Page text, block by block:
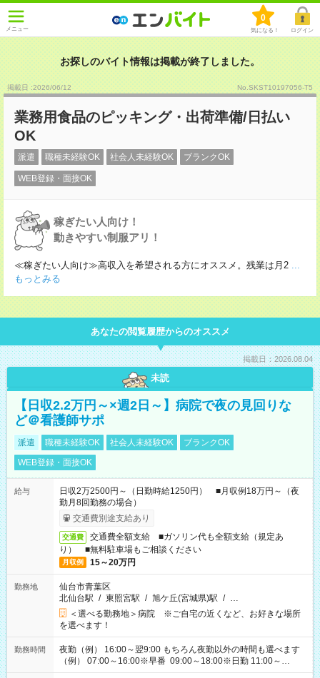
メニュー
0
気になる！ ログイン
お探しのバイト情報は掲載が終了しました。
掲載日 :2026/06/12 No.SKST10197056-T5
業務用食品のピッキング・出荷準備/日払い
OK
派遣 職種未経験OK 社会人未経験OK ブランクOK
WEB登録・面接OK
稼ぎたい人向け！
動きやすい制服アリ！
≪稼ぎたい人向け≫高収入を希望される方にオススメ。残業は月2 ...
もっとみる
あなたの閲覧履歴からのオススメ
掲載日：2026.08.04
未読
【日収2.2万円～×週2日～】病院で夜の見回りな
ど＠看護師サポ
派遣 職種未経験OK 社会人未経験OK
ブランクOK
WEB登録・面接OK
給与
日収2万2500円～（日勤時給1250円） ■月収例18万円～（夜
勤月8回勤務の場合）
交通費別途支給あり
交通費
交通費全額支給 ■ガソリン代も全額支給（規定あ
り） ■無料駐車場もご相談ください
月収例 15～20万円
勤務地
仙台市青葉区
北仙台駅 / 東照宮駅 / 旭ケ丘(宮城県)駅 / …
＜選べる勤務地＞病院 ※ご自宅の近くなど、お好きな場所
を選べます！
勤務時間
夜勤（例） 16:00～翌9:00 もちろん夜勤以外の時間も選べます
（例） 07:00～16:00※早番 09:00～18:00※日勤 11:00～
20:00※遅番 ※時間は、固定・選べる施設もあるので、ご希望が